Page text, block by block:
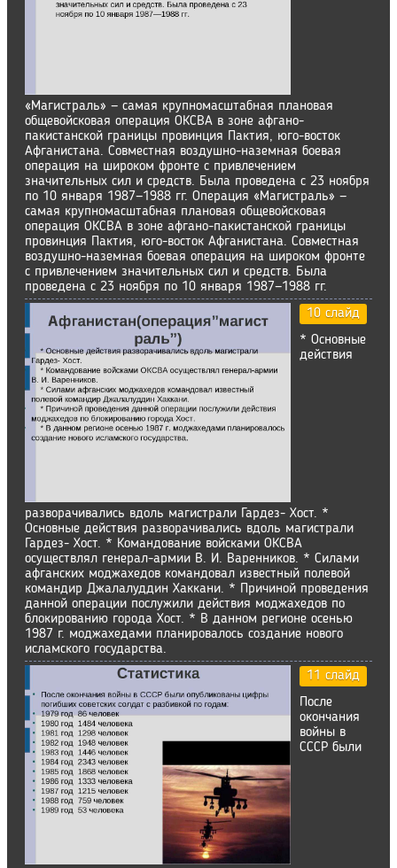
«Магистраль» — самая крупномасштабная плановая
общевойсковая операция ОКСВА в зоне афгано-
пакистанской границы провинция Пактия, юго-восток
Афганистана. Совместная воздушно-наземная боевая
операция на широком фронте с привлечением
значительных сил и средств. Была проведена с 23 ноября
по 10 января 1987—1988 гг. Операция «Магистраль» —
самая крупномасштабная плановая общевойсковая
операция ОКСВА в зоне афгано-пакистанской границы
провинция Пактия, юго-восток Афганистана. Совместная
воздушно-наземная боевая операция на широком фронте
с привлечением значительных сил и средств. Была
проведена с 23 ноября по 10 января 1987—1988 гг.
10 слайд
* Основные
действия
разворачивались вдоль магистрали Гардез- Хост. *
Основные действия разворачивались вдоль магистрали
Гардез- Хост. * Командование войсками ОКСВА
осуществлял генерал-армии В. И. Варенников. * Силами
афганских моджахедов командовал известный полевой
командир Джалалуддин Хаккани. * Причиной проведения
данной операции послужили действия моджахедов по
блокированию города Хост. * В данном регионе осенью
1987 г. моджахедами планировалось создание нового
исламского государства.
11 слайд
После
окончания
войны в
СССР были